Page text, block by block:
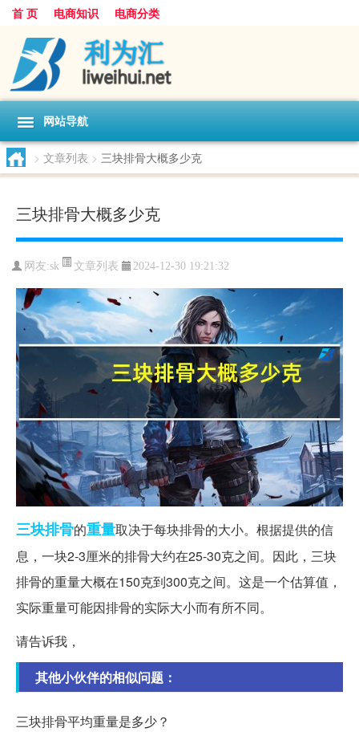
首 页 电商知识 电商分类
网站导航
> 文章列表 > 三块排骨大概多少克
三块排骨大概多少克
网友:sk 文章列表 2024-12-30 19:21:32
三块排骨的重量取决于每块排骨的大小。根据提供的信
息，一块2-3厘米的排骨大约在25-30克之间。因此，三块
排骨的重量大概在150克到300克之间。这是一个估算值，
实际重量可能因排骨的实际大小而有所不同。
请告诉我，
其他小伙伴的相似问题：
三块排骨平均重量是多少？